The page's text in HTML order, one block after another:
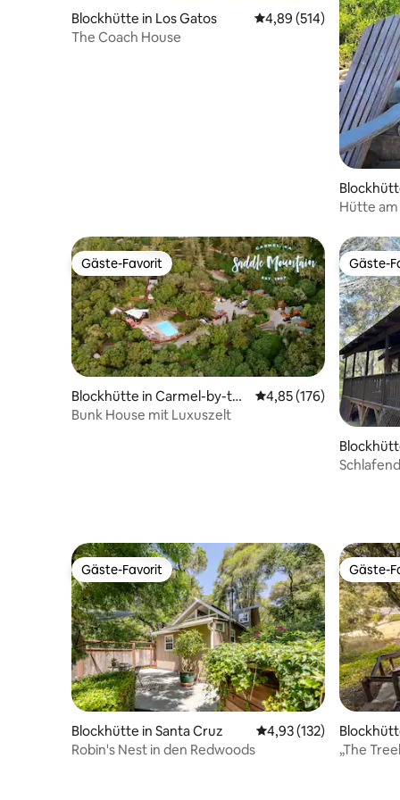
Blockhütte in Los Gatos Durchschnittliche
4,89 (514)
The Coach House
Hütte am
Gäste-Favorit
Gäste-Favorit
Blockhütte in Carmel-by-the
-Sea
Durchschnittliche
4,85 (176)
Bunk House mit Luxuszelt
Gäste-
Gäste-
Gäste-Favorit
Gäste-Favorit
Blockhütte in Santa Cruz Durchschnittliche
4,93 (132)
Robin's Nest in den Redwoods
Gäste-
Gäste-
„The